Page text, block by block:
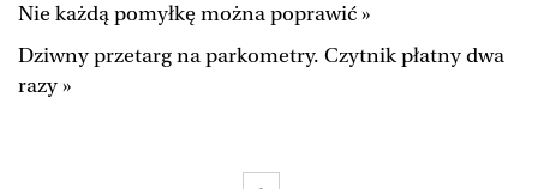
Duży Format Wysokie Obcasy
Ale Historia Magazyn Świąteczny
Nie każdą pomyłkę można poprawić »
Dziwny przetarg na parkometry. Czytnik płatny dwa
razy »